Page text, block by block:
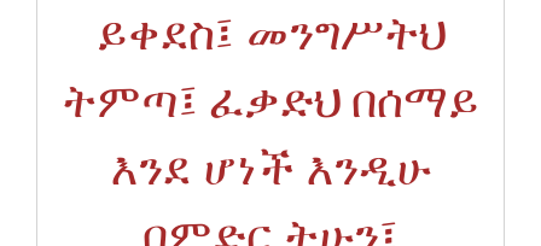
ይቀደስ፤ መንግሥትህ
ትምጣ፤ ፈቃድህ በሰማይ
እንደ ሆነች እንዲሁ